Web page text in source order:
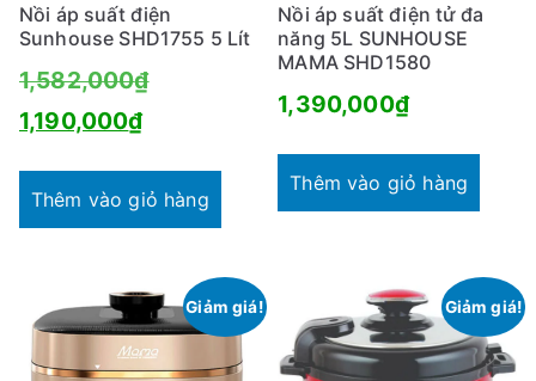
Nồi áp suất điện
Sunhouse SHD1755 5 Lít
1,582,000₫Giá
1,582,000₫.
1,190,000₫Giá
tại
1,190,000₫.
Thêm vào giỏ hàng
Nồi áp suất điện tử đa
năng 5L SUNHOUSE
MAMA SHD1580
1,390,000₫
Thêm vào giỏ hàng
Giảm giá! Giảm giá!